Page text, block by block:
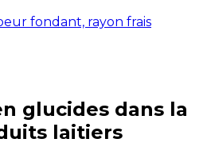
fondant, rayon frais
glucides dans la
laitiers